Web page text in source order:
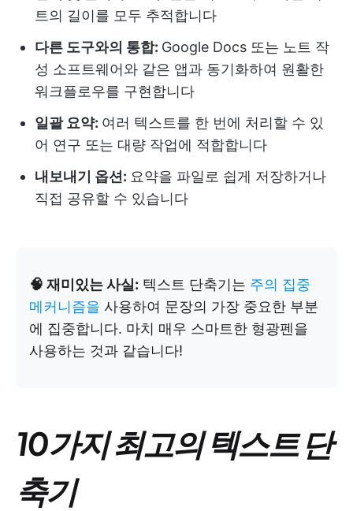
트의 길이를 모두 추적합니다
다른 도구와의 통합: Google Docs 또는 노트 작
성 소프트웨어와 같은 앱과 동기화하여 원활한
워크플로우를 구현합니다
일괄 요약: 여러 텍스트를 한 번에 처리할 수 있
어 연구 또는 대량 작업에 적합합니다
내보내기 옵션: 요약을 파일로 쉽게 저장하거나
직접 공유할 수 있습니다
🧠 재미있는 사실: 텍스트 단축기는 주의 집중
메커니즘을 사용하여 문장의 가장 중요한 부분
에 집중합니다. 마치 매우 스마트한 형광펜을
사용하는 것과 같습니다!
10가지 최고의 텍스트 단
축기